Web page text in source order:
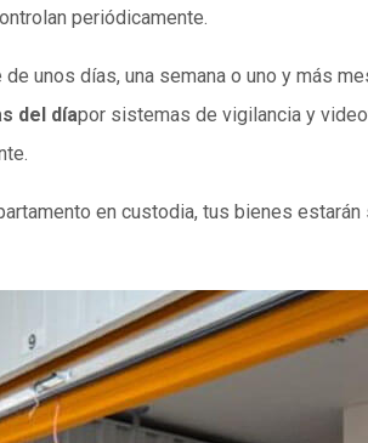
periódicamente.
unos días, una semana o uno y más
del díapor sistemas de vigilancia y
en custodia, tus bienes